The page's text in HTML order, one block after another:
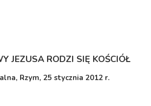
JEZUSA RODZI SIĘ KOŚCIÓŁ
Rzym, 25 stycznia 2012 r.